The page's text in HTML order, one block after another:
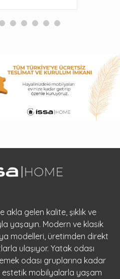
gelen kalite, şıklık ve
yaşayın. Modern ve klasik
modelleri, üretimden direkt
ulaşıyor. Yatak odası
odası gruplarına kadar
estetik mobilyalarla yaşam